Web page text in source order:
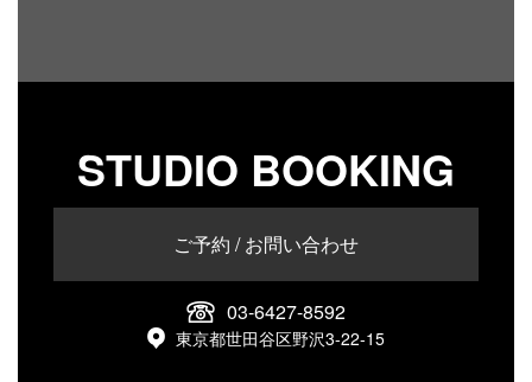
STUDIO BOOKING
ご予約 / お問い合わせ
03-6427-8592
東京都世田谷区野沢3-22-15